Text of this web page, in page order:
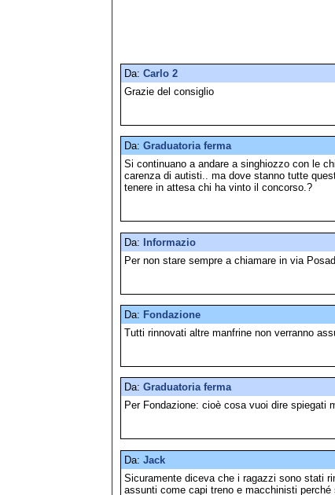
Da: Carlo 2
Grazie del consiglio
Da: Graduatoria ferma
Si continuano a andare a singhiozzo con le
carenza di autisti.. ma dove stanno tutte
tenere in attesa chi ha vinto il concorso.?
Da: Informazio
Per non stare sempre a chiamare in via
Da: Fondazione
Tutti rinnovati altre manfrine non verranno
Da: Graduatoria ferma
Per Fondazione: cioè cosa vuoi dire spiegati
Da: Jack
Sicuramente diceva che i ragazzi sono stati
assunti come capi treno e macchinisti